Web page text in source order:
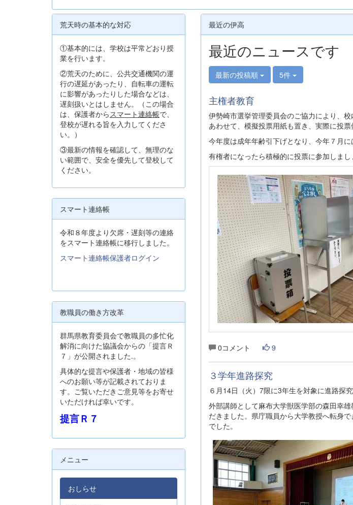
最近の伊高
最近のニュースです
最新の投稿順 5件
主権者教育
伊勢崎市選挙管理委員会のご協力により、
あわせて、模擬投票用紙も置き、実際に投票
今年度は成年年齢引下げとなり、今年７月
有権者になったら積極的に投票に参加しまし
0コメント 9
３学年進路探究
６月14日（火）7限に3年生を対象に進路探
外部講師として麻布大学獣医学部の森田幸
だきました。県庁職員から大学教授へ転身
でした。
荒天時の基本的な対応
①基本的には、学校は平常どおり授
業を行います。
②荒天のために、公共交通機関の運
行の遅延があったり、自転車の運転
に影響があったりした場合などは、
遅刻扱いとはしません。（この場合
は、保護者から スマート連絡帳で、
登校が遅れる旨を入力してくださ
い。）
③最新の情報を確認して、無理のな
い範囲で、安全を優先して登校して
ください。
スマート連絡帳
令和８年度より欠席・遅刻等の連絡
をスマート連絡帳に移行しました。
スマート連絡帳保護者ログイン
教職員の働き方改革
群馬県教育委員会で教職員の多忙化
解消に向けた協議会からの「提言Ｒ
７」が公開されました.。
具体的な提言や保護者・地域の皆様
へのお願い等が記載されておりま
す。ご覧いただきご意見等をお寄せ
いただければ幸いです。
提言Ｒ７
メニュー
おしらせ